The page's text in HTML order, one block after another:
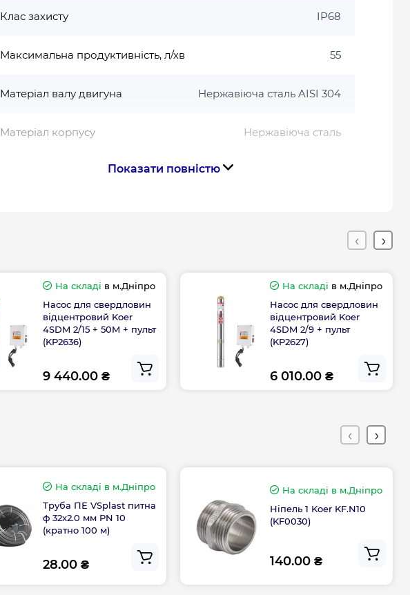
Клас захисту IP68
Максимальна продуктивність, л/хв 55
Матеріал валу двигуна Нержавіюча сталь AISI 304
Матеріал корпусу Нержавіюча сталь
Матеріал напірного патрубка
Обмотка Мідь
Потужність, кВт 2.2
Пульт
Чехія
Країна виготовлення
Габарити, розміри, вага
Вага брутто, кг 35.4
Показати повністю
На складі в м.Дніпро
Насос для свердловин
відцентровий Koer
4SDM 2/15 + 50M + пульт
(KP2636)
9 440.00 ₴
На складі в м.Дніпро
Насос для свердловин
відцентровий Koer
4SDM 2/9 + пульт
(KP2627)
6 010.00 ₴
На складі в м.Дніпро
Труба ПЕ VSplast питна
ф 32x2.0 мм PN 10
(кратно 100 м)
28.00 ₴
На складі в м.Дніпро
Ніпель 1 Koer KF.N10
(KF0030)
140.00 ₴